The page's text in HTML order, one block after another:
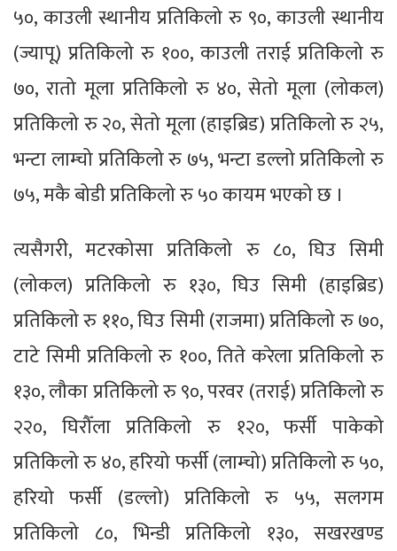
५०, काउली स्थानीय प्रतिकिलो रु ९०, काउली स्थानीय
(ज्यापू) प्रतिकिलो रु १००, काउली तराई प्रतिकिलो रु
७०, रातो मूला प्रतिकिलो रु ४०, सेतो मूला (लोकल)
प्रतिकिलो रु २०, सेतो मूला (हाइब्रिड) प्रतिकिलो रु २५,
भन्टा लाम्चो प्रतिकिलो रु ७५, भन्टा डल्लो प्रतिकिलो रु
७५, मकै बोडी प्रतिकिलो रु ५० कायम भएको छ ।
त्यसैगरी, मटरकोसा प्रतिकिलो रु ८०, घिउ सिमी
(लोकल) प्रतिकिलो रु १३०, घिउ सिमी (हाइब्रिड)
प्रतिकिलो रु ११०, घिउ सिमी (राजमा) प्रतिकिलो रु ७०,
टाटे सिमी प्रतिकिलो रु १००, तिते करेला प्रतिकिलो रु
१३०, लौका प्रतिकिलो रु ९०, परवर (तराई) प्रतिकिलो रु
२२०, घिरौँला प्रतिकिलो रु १२०, फर्सी पाकेको
प्रतिकिलो रु ४०, हरियो फर्सी (लाम्चो) प्रतिकिलो रु ५०,
हरियो फर्सी (डल्लो) प्रतिकिलो रु ५५, सलगम
प्रतिकिलो ८०, भिन्डी प्रतिकिलो १३०, सखरखण्ड